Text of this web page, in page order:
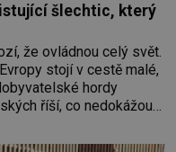
šlechtic, který
že ovládnou celý svět.
stojí v cestě malé,
hordy
říší, co nedokážou
a Azovského